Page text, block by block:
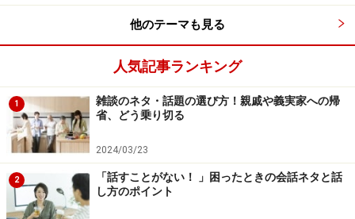
他のテーマも見る
人気記事ランキング
1
雑談のネタ・話題の選び方！親戚や義実家への帰
省、どう乗り切る
2024/03/23
2
「話すことがない！ 」困ったときの会話ネタと話
し方のポイント